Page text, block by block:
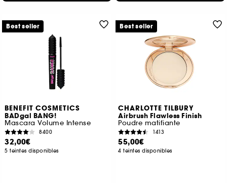
BENEFIT COSMETICS
BADgal BANG!
Mascara Volume Intense
8400
32,00€
5 teintes disponibles
Best seller
CHARLOTTE TILBURY
Airbrush Flawless Finish
Poudre matifiante
1413
55,00€
4 teintes disponibles
Best seller